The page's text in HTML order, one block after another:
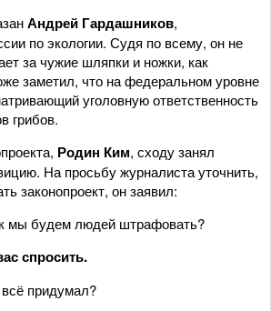
Андрей Гардашников,
по экологии. Судя по всему, он не
за чужие шляпки и ножки, как
заметил, что на федеральном уровне
уголовную ответственность
грибов.
Родин Ким, сходу занял
На просьбу журналиста уточнить,
законопроект, он заявил:
мы будем людей штрафовать?
спросить.
придумал?